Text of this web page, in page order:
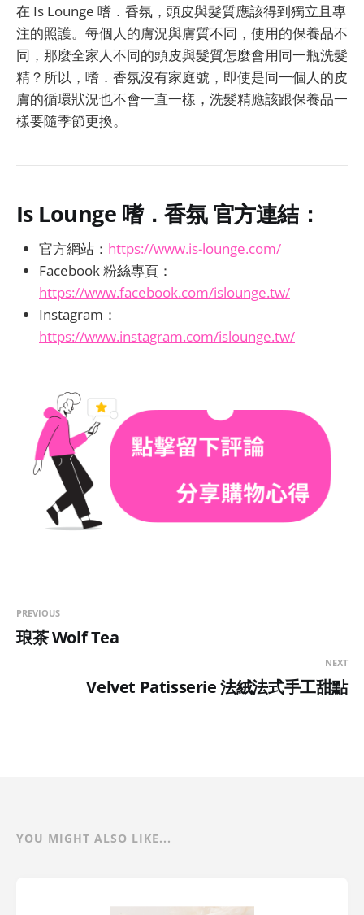
在 Is Lounge 嗜．香氛，頭皮與髮質應該得到獨立且專
注的照護。每個人的膚況與膚質不同，使用的保養品不
同，那麼全家人不同的頭皮與髮質怎麼會用同一瓶洗髮
精？所以，嗜．香氛沒有家庭號，即使是同一個人的皮
膚的循環狀況也不會一直一樣，洗髮精應該跟保養品一
樣要隨季節更換。
Is Lounge 嗜．香氛官方連結：
官方網站： https://www.is-lounge.com/
Facebook 粉絲專頁：
https://www.facebook.com/islounge.tw/
Instagram：
https://www.instagram.com/islounge.tw/
PREVIOUS
琅茶 Wolf Tea
NEXT
Velvet Patisserie 法絨法式手工甜點
YOU MIGHT ALSO LIKE...